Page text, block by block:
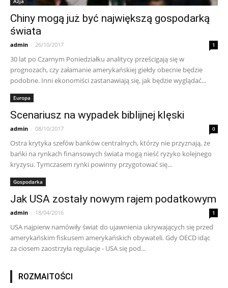
Chiny mogą już być największą gospodarką
świata
admin - 26/10/2017 1
30 lat po Czarnym Poniedziałku analitycy prześcigają się w
prognozach, czy załamanie amerykańskiej giełdy obecnie będzie
podobne. Inni ekonomiści zastanawiają się, jak będzie wyglądać...
Europa
Scenariusz na wypadek biblijnej klęski
admin - 08/10/2017 0
Ostra krytyka szefów banków centralnych, którzy nie przyznają, że
bańki na rynkach finansowych świata mogą nieść ryzyko kolejnego
kryzysu. Tymczasem rynki powinny przygotować się...
Gospodarka
Jak USA zostały nowym rajem podatkowym
admin - 18/04/2016 1
USA najpierw namówiły świat do ujawnienia ukrywających się przed
amerykańskim fiskusem amerykańskich obywateli. Gdy OECD idąc
za ciosem zaostrzyła regulacje - USA się pod...
ROZMAITOŚCI